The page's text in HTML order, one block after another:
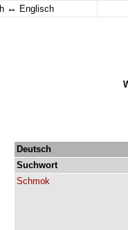
↔ Englisch
Deutsch
Suchwort
Schmok